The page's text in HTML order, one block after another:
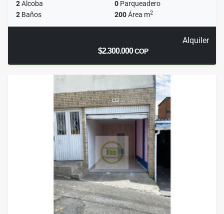
2Alcoba 0 Parqueadero
2 Baños 200Área m2
Alquiler
$2.300.000COP